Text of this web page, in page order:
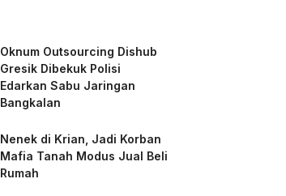
Oknum Outsourcing Dishub
Gresik Dibekuk Polisi
Edarkan Sabu Jaringan
Bangkalan
Nenek di Krian, Jadi Korban
Mafia Tanah Modus Jual Beli
Rumah